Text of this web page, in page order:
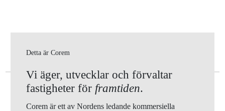
Detta är Corem
Vi äger, utvecklar och förvaltar
fastigheter för framtiden.
Corem är ett av Nordens ledande kommersiella